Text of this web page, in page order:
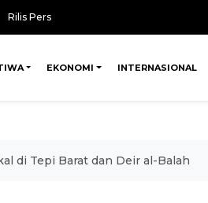
Rilis Pers
EKONOMI INTERNASIONAL
di Tepi Barat dan Deir al-Balah